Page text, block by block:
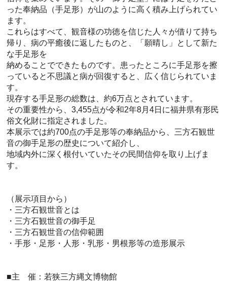
った奉納品（手足形）が山のように高く積み上げられてい
ます。
これらはすべて、観音様の功徳を信じた人々が借りて持ち
帰り、病の平癒後に返したものと、「願晴し」として新た
な手足形を
納めることでできたものです。患ったところに手足形を擦
っていると不思議と病が回復すると、広く信じられていま
す。
現存する手足形の総数は、約6万点とされています。
その重要性から、3,455点が令和2年8月4日に福井県有形民
俗文化財に指定されました。
本展示では約700点の手足形等の奉納品から、三方石観世
音の御手足形の歴史について紹介し、
地域内外に深く根付いていたその民間信仰を取り上げま
す。
（展示項目から）
・三方石観世音とは
・三方石観世音の御手足
・三方石観世音の信仰範囲
・手形・足形・人形・乳形・男根形等の造形展示
■主 催：若狭三方縄文博物館